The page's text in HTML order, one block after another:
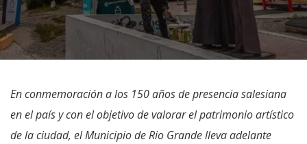
En conmemoración a los 150 años de presencia salesiana
en el país y con el objetivo de valorar el patrimonio artístico
de la ciudad, el Municipio de Rio Grande lleva adelante